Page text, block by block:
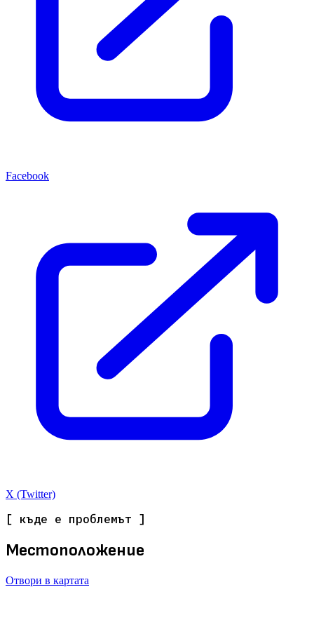
Facebook
X (Twitter)
[ къде е проблемът ]
Местоположение
Отвори в картата